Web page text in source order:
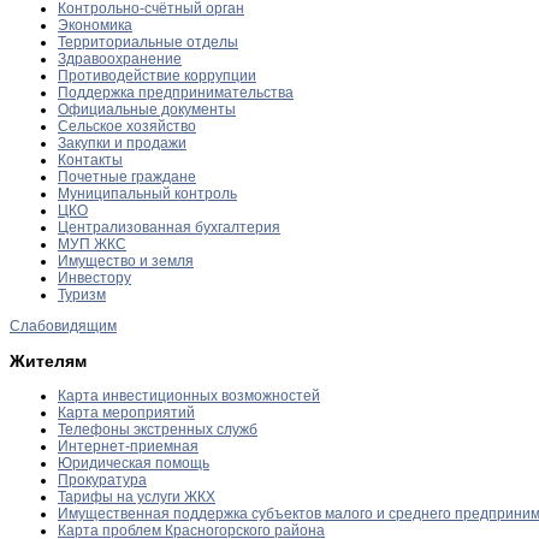
Контрольно-счётный орган
Экономика
Территориальные отделы
Здравоохранение
Противодействие коррупции
Поддержка предпринимательства
Официальные документы
Сельское хозяйство
Закупки и продажи
Контакты
Почетные граждане
Муниципальный контроль
ЦКО
Централизованная бухгалтерия
МУП ЖКС
Имущество и земля
Инвестору
Туризм
Слабовидящим
Жителям
Карта инвестиционных возможностей
Карта мероприятий
Телефоны экстренных служб
Интернет-приемная
Юридическая помощь
Прокуратура
Тарифы на услуги ЖКХ
Имущественная поддержка субъектов малого и среднего
Карта проблем Красногорского района